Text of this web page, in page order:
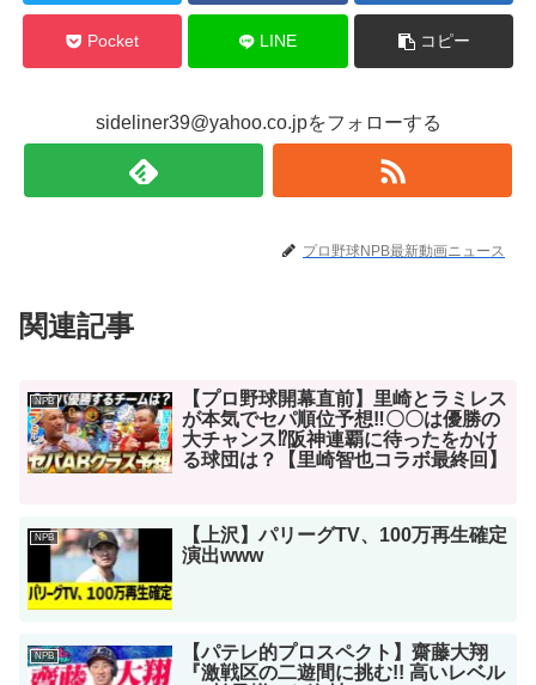
Pocket LINE コピー
sideliner39@yahoo.co.jpをフォローする
プロ野球NPB最新動画ニュース
関連記事
NPB
【プロ野球開幕直前】里崎とラミレス
が本気でセパ順位予想‼︎〇〇は優勝の
大チャンス⁉︎阪神連覇に待ったをかけ
る球団は？【里崎智也コラボ最終回】
NPB
【上沢】パリーグTV、100万再生確定
演出www
NPB
【パテレ的プロスペクト】齋藤大翔
『激戦区の二遊間に挑む!! 高いレベル